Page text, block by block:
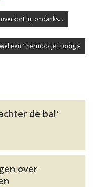
in, ondanks...
een 'thermootje' nodig »
de bal'
over